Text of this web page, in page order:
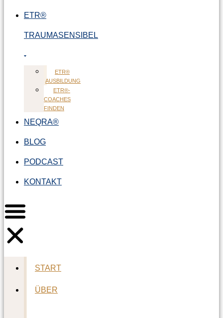
ETR®
TRAUMASENSIBEL
ETR®
AUSBILDUNG
ETR®-
COACHES
FINDEN
NEQRA®
BLOG
PODCAST
KONTAKT
START
ÜBER